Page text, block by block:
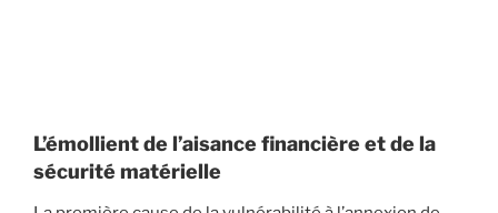
L’émollient de l’aisance financière et de la
sécurité matérielle